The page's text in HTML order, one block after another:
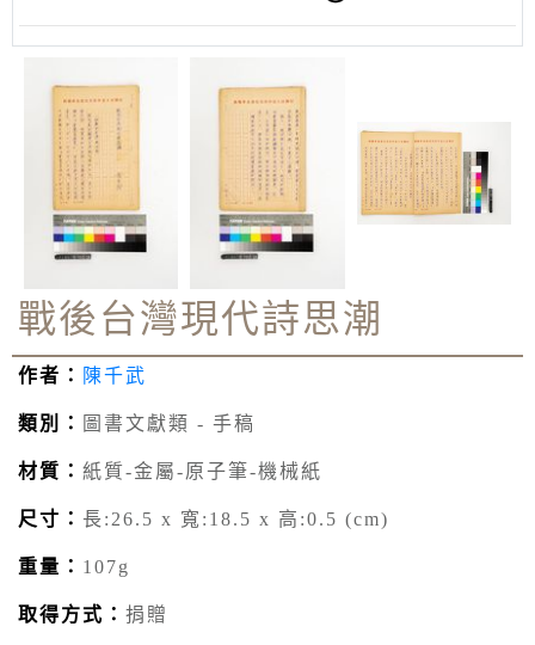
戰後台灣現代詩思潮
作者： 陳千武
類別： 圖書文獻類 - 手稿
材質： 紙質-金屬-原子筆-機械紙
尺寸： 長:26.5 x 寬:18.5 x 高:0.5 (cm)
重量： 107g
取得方式： 捐贈